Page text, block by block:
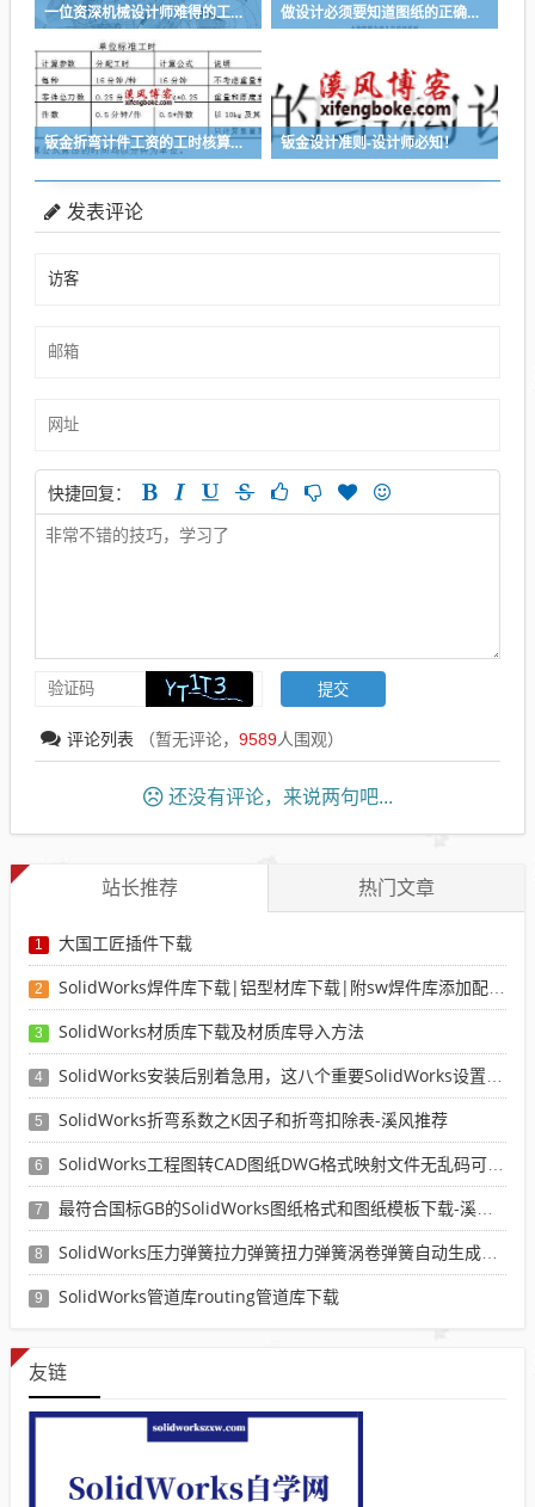
一位资深机械设计师难得的工作经验与感悟 做设计必须要知道图纸的正确绘制-三一大企业内部常见图纸错误培训-溪风推荐
钣金折弯计件工资的工时核算方法推荐 钣金设计准则-设计师必知！
发表评论
快捷回复：
评论列表 （暂无评论， 9589人围观）
还没有评论，来说两句吧...
站长推荐 热门文章
1 大国工匠插件下载
2 SolidWorks焊件库下载|铝型材库下载|附sw焊件库添加配置使用教程
3 SolidWorks材质库下载及材质库导入方法
4 SolidWorks安装后别着急用，这八个重要SolidWorks设置可以提高你的画图效率
5 SolidWorks折弯系数之K因子和折弯扣除表-溪风推荐
6 SolidWorks工程图转CAD图纸DWG格式映射文件无乱码可分层-溪风亲测推荐
7 最符合国标GB的SolidWorks图纸格式和图纸模板下载-溪风专用版
8 SolidWorks压力弹簧拉力弹簧扭力弹簧涡卷弹簧自动生成宏程序下载
9 SolidWorks管道库routing管道库下载
友链